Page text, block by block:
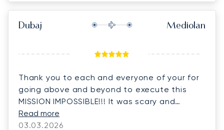
Dubaj Mediolan
Thank you to each and everyone of your for
going above and beyond to execute this
MISSION IMPOSSIBLE!!! It was scary and
complicated but the right call in the end and
we could not be more excited to be on
Read more
03.03.2026